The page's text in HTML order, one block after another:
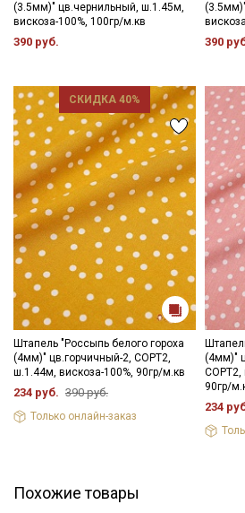
(3.5мм)" цв.чернильный, ш.1.45м,
вискоза-100%, 100гр/м.кв
390 руб. 390
СКИДКА 40%
Штапель "Россыпь белого гороха
(4мм)" цв.горчичный-2, СОРТ2,
ш.1.44м, вискоза-100%, 90гр/м.кв
234 руб. 390 руб.
Только онлайн-заказ
(4мм)"
СОРТ2,
90гр/
234
Похожие товары
Секретная рассылка от
категории